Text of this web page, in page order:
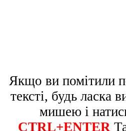
Якщо ви помітили
тексті, будь ласка
мишею і
CTRL+ENTER